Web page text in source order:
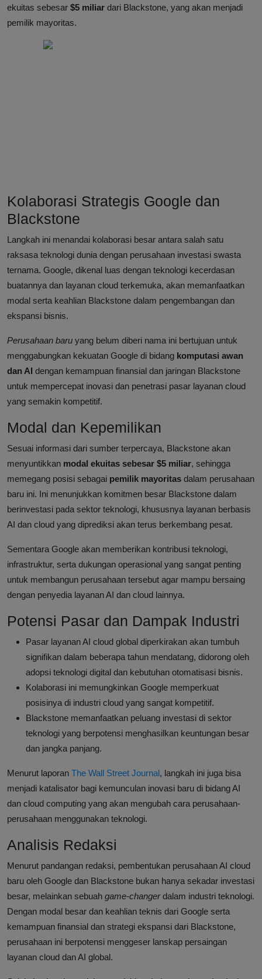
ekuitas sebesar $5 miliar dari Blackstone, yang akan menjadi
pemilik mayoritas.
Kolaborasi Strategis Google dan
Blackstone
Langkah ini menandai kolaborasi besar antara salah satu
raksasa teknologi dunia dengan perusahaan investasi swasta
ternama. Google, dikenal luas dengan teknologi kecerdasan
buatannya dan layanan cloud terkemuka, akan memanfaatkan
modal serta keahlian Blackstone dalam pengembangan dan
ekspansi bisnis.
Perusahaan baru yang belum diberi nama ini bertujuan untuk
menggabungkan kekuatan Google di bidang komputasi awan
dan AI dengan kemampuan finansial dan jaringan Blackstone
untuk mempercepat inovasi dan penetrasi pasar layanan cloud
yang semakin kompetitif.
Modal dan Kepemilikan
Sesuai informasi dari sumber terpercaya, Blackstone akan
menyuntikkan modal ekuitas sebesar $5 miliar, sehingga
memegang posisi sebagai pemilik mayoritas dalam perusahaan
baru ini. Ini menunjukkan komitmen besar Blackstone dalam
berinvestasi pada sektor teknologi, khususnya layanan berbasis
AI dan cloud yang diprediksi akan terus berkembang pesat.
Sementara Google akan memberikan kontribusi teknologi,
infrastruktur, serta dukungan operasional yang sangat penting
untuk membangun perusahaan tersebut agar mampu bersaing
dengan penyedia layanan AI dan cloud lainnya.
Potensi Pasar dan Dampak Industri
Pasar layanan AI cloud global diperkirakan akan tumbuh
signifikan dalam beberapa tahun mendatang, didorong oleh
adopsi teknologi digital dan kebutuhan otomatisasi bisnis.
Kolaborasi ini memungkinkan Google memperkuat
posisinya di industri cloud yang sangat kompetitif.
Blackstone memanfaatkan peluang investasi di sektor
teknologi yang berpotensi menghasilkan keuntungan besar
dan jangka panjang.
Menurut laporan The Wall Street Journal, langkah ini juga bisa
menjadi katalisator bagi kemunculan inovasi baru di bidang AI
dan cloud computing yang akan mengubah cara perusahaan-
perusahaan menggunakan teknologi.
Analisis Redaksi
Menurut pandangan redaksi, pembentukan perusahaan AI cloud
baru oleh Google dan Blackstone bukan hanya sekadar investasi
besar, melainkan sebuah game-changerdalam industri teknologi.
Dengan modal besar dan keahlian teknis dari Google serta
kemampuan finansial dan strategi ekspansi dari Blackstone,
perusahaan ini berpotensi menggeser lanskap persaingan
layanan cloud dan AI global.